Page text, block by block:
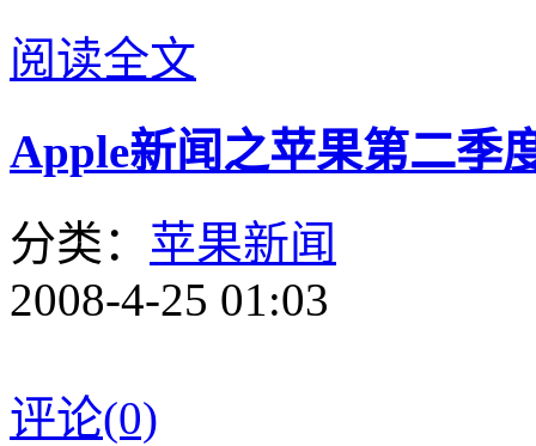
阅读全文
Apple新闻之苹果第二季
分类： 苹果新闻
2008-4-25 01:03
评论(0)